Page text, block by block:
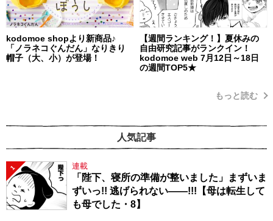
kodomoe shopより新商品♪
「ノラネコぐんだん」なりきり
帽子（大、小）が登場！
【週間ランキング！】夏休みの
自由研究記事がランクイン！
kodomoe web 7月12日～18日
の週間TOP5★
もっと読む
人気記事
1 連載
「陛下、寝所の準備が整いました」まずいま
ずいっ!! 逃げられない――!!!【母は転生して
も母でした・8】